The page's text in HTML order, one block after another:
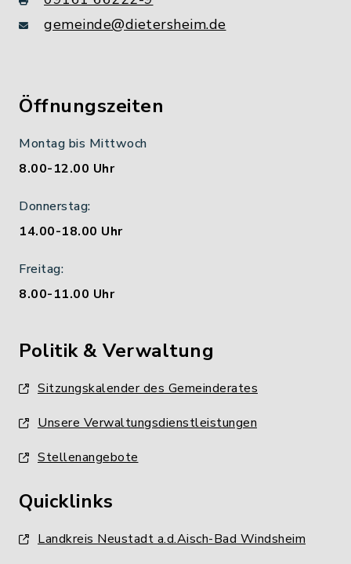
gemeinde@dietersheim.de
Öffnungszeiten
Montag bis Mittwoch
8.00-12.00 Uhr
Donnerstag:
14.00-18.00 Uhr
Freitag:
8.00-11.00 Uhr
Politik & Verwaltung
Sitzungskalender des Gemeinderates
Unsere Verwaltungsdienstleistungen
Stellenangebote
Quicklinks
Landkreis Neustadt a.d.Aisch-Bad Windsheim